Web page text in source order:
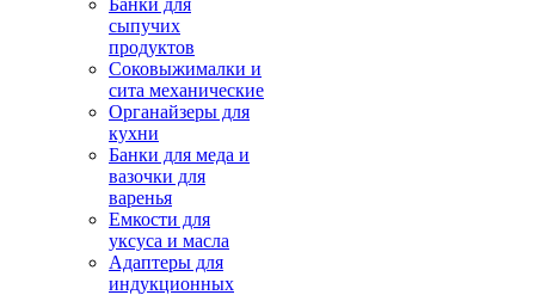
Банки для
сыпучих
продуктов
Соковыжималки и
сита механические
Органайзеры для
кухни
Банки для меда и
вазочки для
варенья
Емкости для
уксуса и масла
Адаптеры для
индукционных